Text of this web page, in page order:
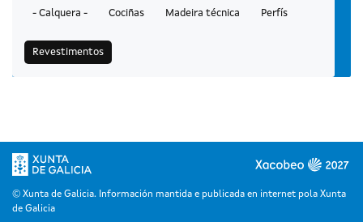
- Calquera - Cociñas Madeira técnica Perfís
Revestimentos
© Xunta de Galicia. Información mantida e publicada en internet pola Xunta
de Galicia